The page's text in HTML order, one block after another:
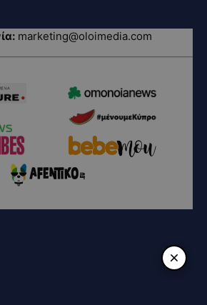
marketing@oloimedia.com